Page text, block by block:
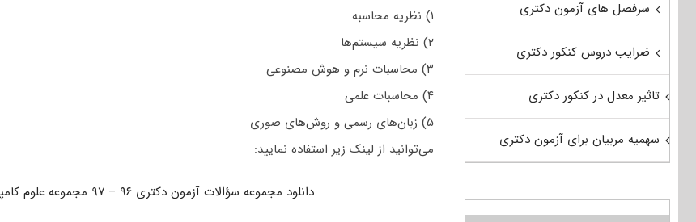
۱) نظریه محاسبه
۲) نظریه سیستم‌ها
۳) محاسبات نرم و هوش مصنوعی
۴) محاسبات علمی
۵) زبان‌های رسمی و روش‌های صوری
می‌توانید از لینک زیر استفاده نمایید:
دانلود مجموعه سؤالات آزمون دکتری ۹۶ – ۹۷ مجموعه علوم کامپیوتر
سرفصل های آزمون دکتری
ضرایب دروس کنکور دکتری
تاثیر معدل در کنکور دکتری
سهمیه مربیان برای آزمون دکتری